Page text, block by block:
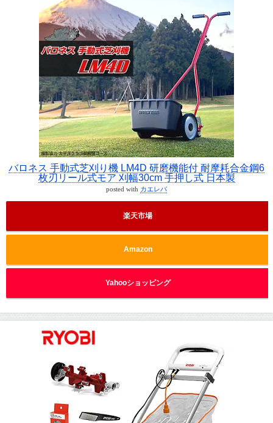
バロネス 手動式芝刈り機 LM4D 研磨機能付 耐摩耗合金鋼6
枚刃リール式モア 刈幅30cm 手押し式 日本製
posted with カエレバ
楽天市場
Amazon
Yahooショッピング